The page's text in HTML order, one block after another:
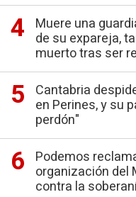
Muere una
de su expareja,
muerto tras ser
Cantabria
en Perines, y su
perdón"
Podemos
organización del
contra la